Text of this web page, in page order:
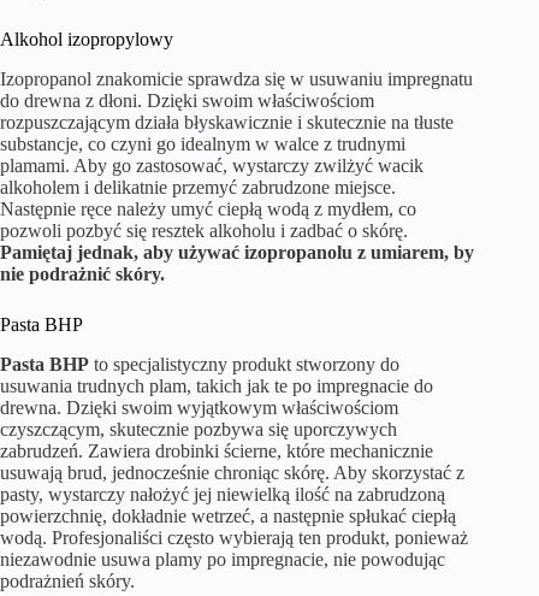
Alkohol izopropylowy
Izopropanol znakomicie sprawdza się w usuwaniu impregnatu
do drewna z dłoni. Dzięki swoim właściwościom
rozpuszczającym działa błyskawicznie i skutecznie na tłuste
substancje, co czyni go idealnym w walce z trudnymi
plamami. Aby go zastosować, wystarczy zwilżyć wacik
alkoholem i delikatnie przemyć zabrudzone miejsce.
Następnie ręce należy umyć ciepłą wodą z mydłem, co
pozwoli pozbyć się resztek alkoholu i zadbać o skórę.
Pamiętaj jednak, aby używać izopropanolu z umiarem, by
nie podrażnić skóry.
Pasta BHP
Pasta BHP to specjalistyczny produkt stworzony do
usuwania trudnych plam, takich jak te po impregnacie do
drewna. Dzięki swoim wyjątkowym właściwościom
czyszczącym, skutecznie pozbywa się uporczywych
zabrudzeń. Zawiera drobinki ścierne, które mechanicznie
usuwają brud, jednocześnie chroniąc skórę. Aby skorzystać z
pasty, wystarczy nałożyć jej niewielką ilość na zabrudzoną
powierzchnię, dokładnie wetrzeć, a następnie spłukać ciepłą
wodą. Profesjonaliści często wybierają ten produkt, ponieważ
niezawodnie usuwa plamy po impregnacie, nie powodując
podrażnień skóry.